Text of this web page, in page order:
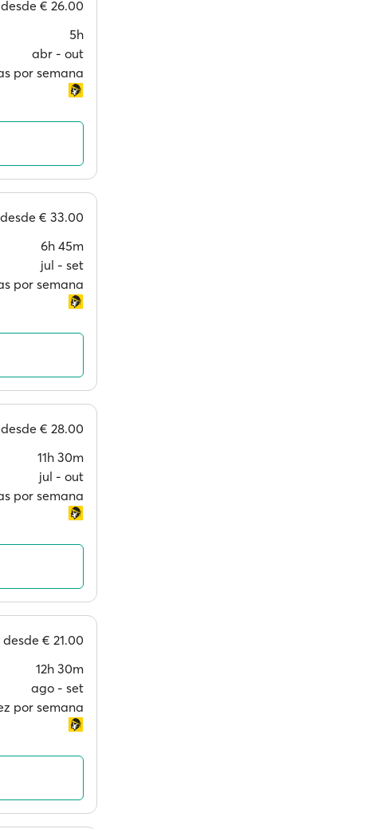
desde € 26.00
5h
abr ‐ out
por semana
desde € 33.00
6h 45m
jul ‐ set
por semana
desde € 28.00
11h 30m
jul ‐ out
por semana
desde € 21.00
12h 30m
ago ‐ set
por semana